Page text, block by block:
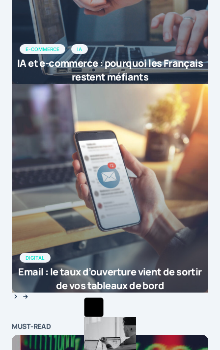
E-COMMERCE IA
IA et e-commerce : pourquoi les Français
restent méfiants
DIGITAL
Email : le taux d’ouverture vient de sortir
de vos tableaux de bord
MUST-READ